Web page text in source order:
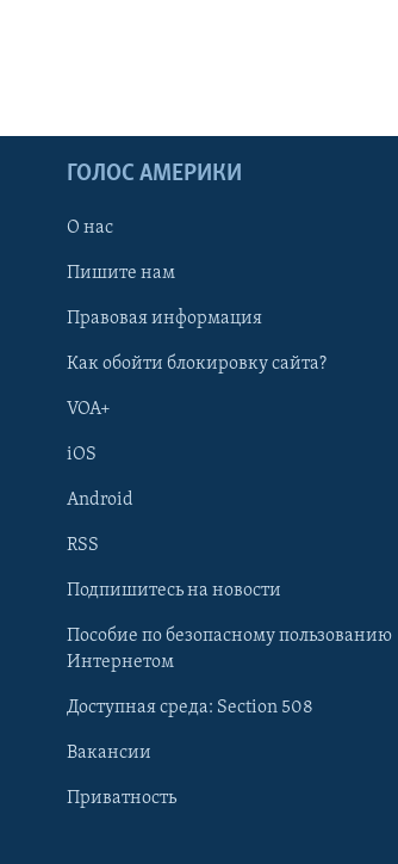
Learning English
Языки
ГОЛОС АМЕРИКИ
О нас
Пишите нам
Правовая информация
Как обойти блокировку сайта?
VOA+
iOS
Android
RSS
Подпишитесь на новости
Пособие по безопасному пользованию
Интернетом
Доступная среда: Section 508
Вакансии
Приватность